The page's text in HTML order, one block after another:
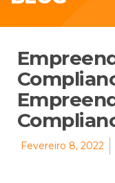
Fevereiro 8, 2022